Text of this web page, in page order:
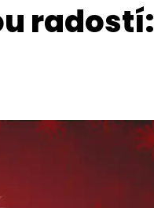
radostí: